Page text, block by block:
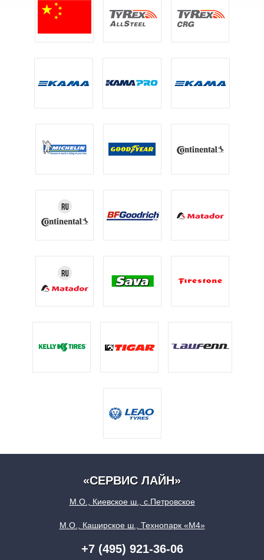
«СЕРВИС ЛАЙН»
М.О., Киевское ш., с.Петровское
М.О., Каширское ш., Технопарк «М4»
+7 (495) 921-36-06